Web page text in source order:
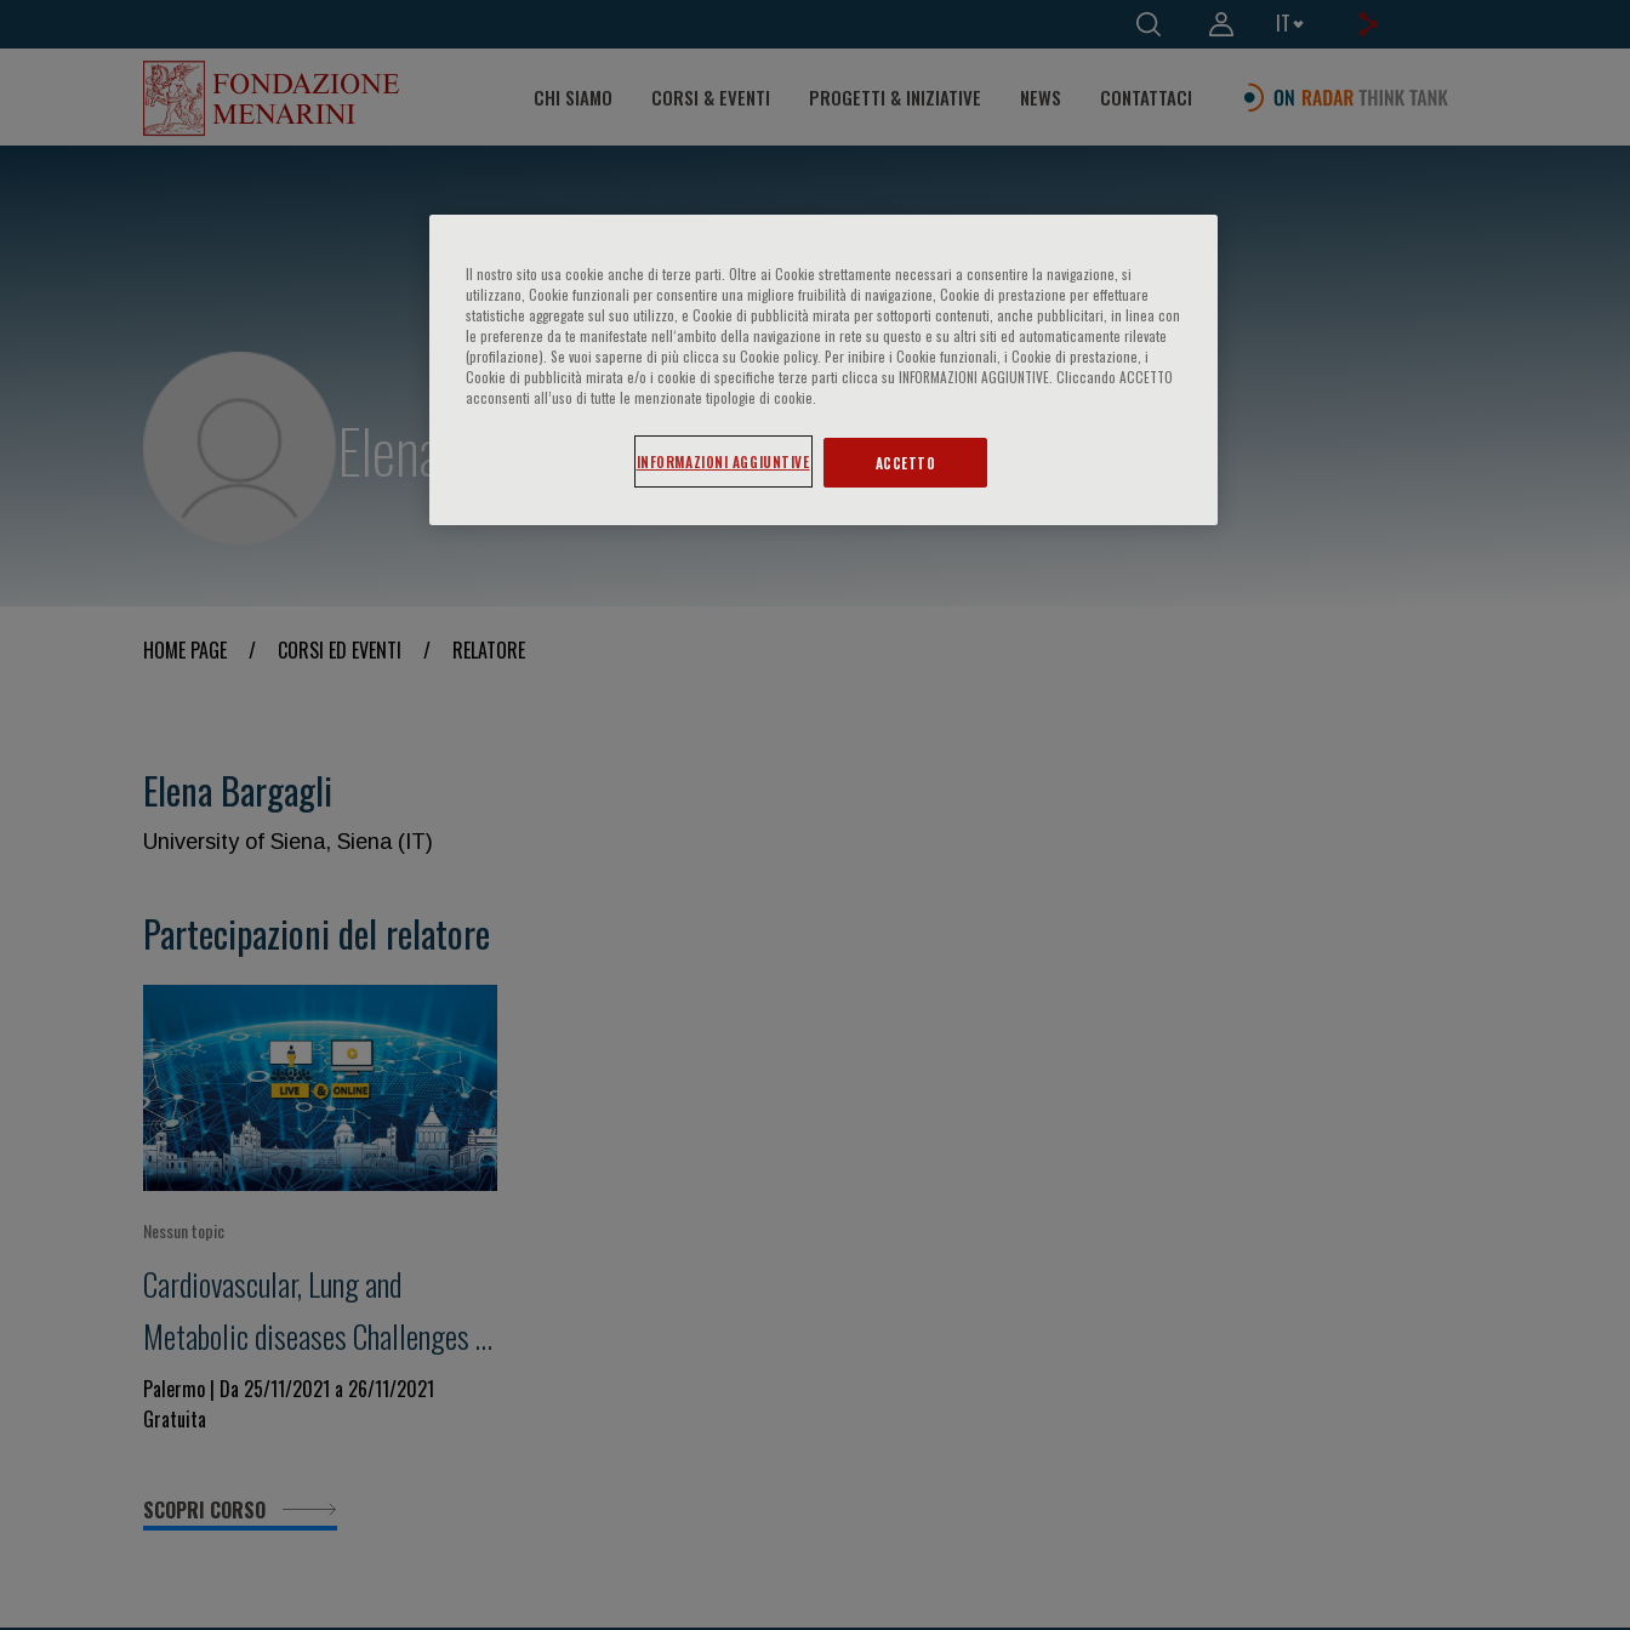
IT
CHI SIAMO CORSI & EVENTI PROGETTI & INIZIATIVE NEWS CONTATTACI
Elena Bargagli
HOME PAGE / CORSI ED EVENTI / RELATORE
Elena Bargagli
University of Siena, Siena (IT)
Partecipazioni del relatore
Nessun topic
Cardiovascular, Lung and
Metabolic diseases Challenges in
Medicine for a Personalized
Clinical Decision-Making. Beyond
evidence towards the future in a
changing world
Palermo | Da 25/11/2021 a 26/11/2021
Gratuita
SCOPRI CORSO
Il nostro sito usa cookie anche di terze parti. Oltre ai Cookie strettamente necessari a consentire la navigazione, si
utilizzano, Cookie funzionali per consentire una migliore fruibilità di navigazione, Cookie di prestazione per effettuare
statistiche aggregate sul suo utilizzo, e Cookie di pubblicità mirata per sottoporti contenuti, anche pubblicitari, in linea con
le preferenze da te manifestate nell‘ambito della navigazione in rete su questo e su altri siti ed automaticamente rilevate
(profilazione). Se vuoi saperne di più clicca su Cookie policy. Per inibire i Cookie funzionali, i Cookie di prestazione, i
Cookie di pubblicità mirata e/o i cookie di specifiche terze parti clicca su INFORMAZIONI AGGIUNTIVE. Cliccando ACCETTO
acconsenti all’uso di tutte le menzionate tipologie di cookie.
INFORMAZIONI AGGIUNTIVE ACCETTO